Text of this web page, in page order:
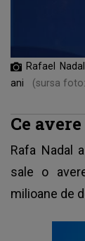
Rafael
ani
(sursa
Ce
Rafa Nadal
sale o
milioane de